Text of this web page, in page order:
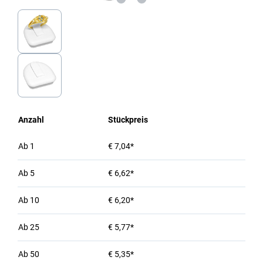
Anzahl Stückpreis
Ab 1 € 7,04*
Ab 5 € 6,62*
Ab 10 € 6,20*
Ab25 € 5,77*
Ab 50 € 5,35*